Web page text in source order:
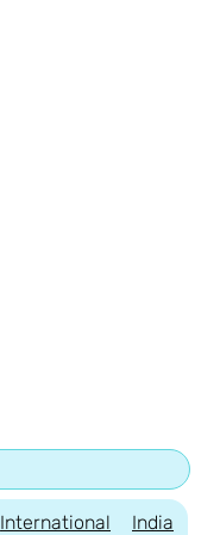
International India